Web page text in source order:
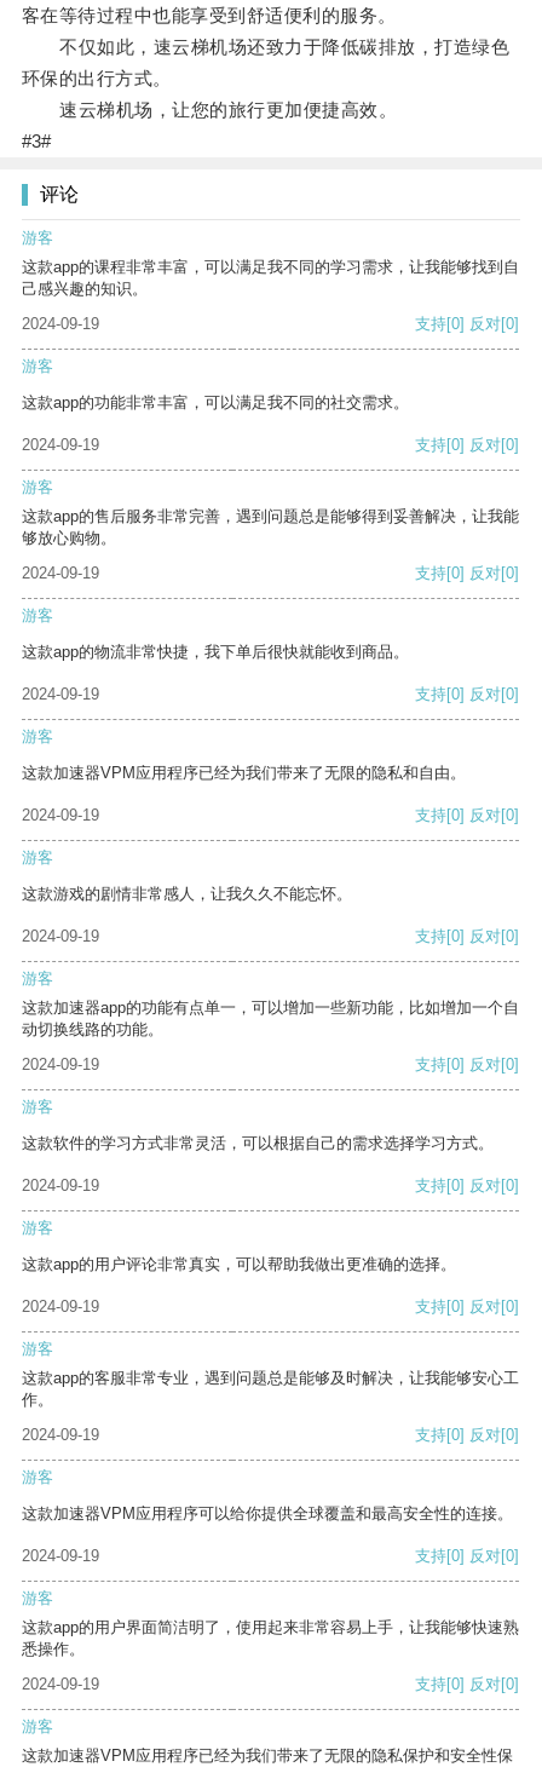
客在等待过程中也能享受到舒适便利的服务。
不仅如此，速云梯机场还致力于降低碳排放，打造绿色
环保的出行方式。
速云梯机场，让您的旅行更加便捷高效。
#3#
评论
游客
这款app的课程非常丰富，可以满足我不同的学习需求，让我能够找到自
己感兴趣的知识。
2024-09-19
支持[0] 反对[0]
游客
这款app的功能非常丰富，可以满足我不同的社交需求。
2024-09-19 支持[0] 反对[0]
游客
这款app的售后服务非常完善，遇到问题总是能够得到妥善解决，让我能
够放心购物。
2024-09-19
支持[0] 反对[0]
游客
这款app的物流非常快捷，我下单后很快就能收到商品。
2024-09-19 支持[0] 反对[0]
游客
这款加速器VPM应用程序已经为我们带来了无限的隐私和自由。
2024-09-19 支持[0] 反对[0]
游客
这款游戏的剧情非常感人，让我久久不能忘怀。
2024-09-19 支持[0] 反对[0]
游客
这款加速器app的功能有点单一，可以增加一些新功能，比如增加一个自
动切换线路的功能。
2024-09-19
支持[0] 反对[0]
游客
这款软件的学习方式非常灵活，可以根据自己的需求选择学习方式。
2024-09-19 支持[0] 反对[0]
游客
这款app的用户评论非常真实，可以帮助我做出更准确的选择。
2024-09-19 支持[0] 反对[0]
游客
这款app的客服非常专业，遇到问题总是能够及时解决，让我能够安心工
作。
2024-09-19
支持[0] 反对[0]
游客
这款加速器VPM应用程序可以给你提供全球覆盖和最高安全性的连接。
2024-09-19 支持[0] 反对[0]
游客
这款app的用户界面简洁明了，使用起来非常容易上手，让我能够快速熟
悉操作。
2024-09-19
支持[0] 反对[0]
游客
这款加速器VPM应用程序已经为我们带来了无限的隐私保护和安全性保